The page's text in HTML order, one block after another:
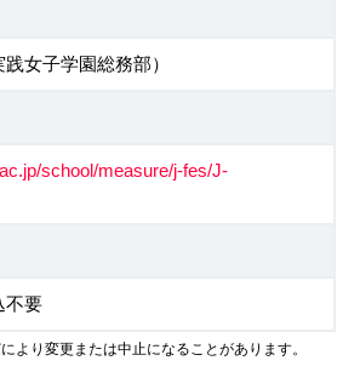
女子学園総務部）
school/measure/j-fes/J-
不要
より変更または中止になることがあります。